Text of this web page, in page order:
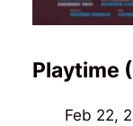
Playtime
Feb 22,